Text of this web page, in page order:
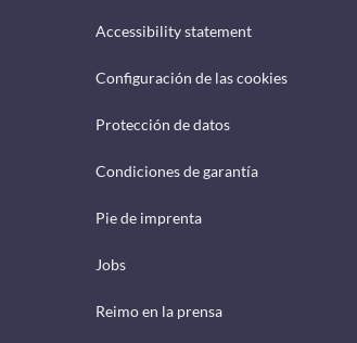
Accessibility statement
Configuración de las cookies
Protección de datos
Condiciones de garantía
Pie de imprenta
Jobs
Reimo en la prensa